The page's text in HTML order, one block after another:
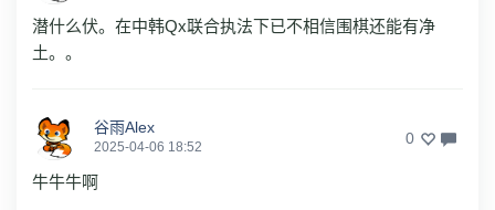
潜什么伏。在中韩Qx联合执法下已不相信围棋还能有净
土。。
谷雨Alex
2025-04-06 18:52 0
牛牛牛啊